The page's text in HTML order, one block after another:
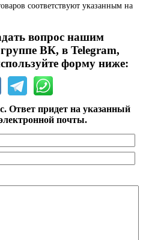
соответствуют указанным на
вопрос нашим
ВК, в Telegram,
форму ниже:
Ответ придет на указанный
почты.